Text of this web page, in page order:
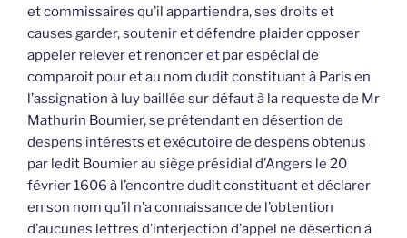
et commissaires qu’il appartiendra, ses droits et
causes garder, soutenir et défendre plaider opposer
appeler relever et renoncer et par espécial de
comparoit pour et au nom dudit constituant à Paris en
l’assignation à luy baillée sur défaut à la requeste de Mr
Mathurin Boumier, se prétendant en désertion de
despens intérests et exécutoire de despens obtenus
par ledit Boumier au siège présidial d’Angers le 20
février 1606 à l’encontre dudit constituant et déclarer
en son nom qu’il n’a connaissance de l’obtention
d’aucunes lettres d’interjection d’appel ne désertion à